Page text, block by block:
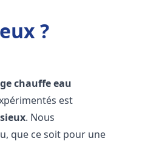
?
chauffe eau
est
. Nous
que ce soit pour une